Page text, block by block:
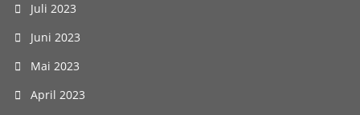
Juli 2023
Juni 2023
Mai 2023
April 2023